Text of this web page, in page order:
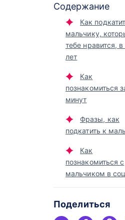
Содержание
Как
мальчику,
тебе нравится, в
лет
Как
познакомиться
минут
Фразы, как
подкатить к
Как
познакомиться с
мальчиком в
Поделиться